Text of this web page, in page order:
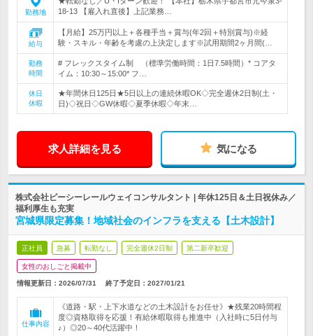
勤務地
18-13 【雇入れ直後】上記業務…
給与
【月給】25万円以上＋各種手当＋賞与(年2回＋特別賞与)※経
験・スキル・年齢を考慮の上決定します※試用期間2ヶ月間(…
勤務
時間
# フレックスタイム制 （標準労働時間：1日7.5時間）* コアタ
イム：10:30～15:00* フ…
休日
休暇
★年間休日125日★5日以上の連続休暇OK◇完全週休2日制(土・
日)◇祝日◇GW休暇◇夏季休暇◇年末…
求人詳細を見る 気になる
株式会社ピーシーレールウェイコンサルタント | 年休125日＆土日祝休み／
福利厚生も充実
宮城県限定募集！地域社会のインフラを支える【土木設計】
正社員 急募 転勤なし 完全週休2日制 第二新卒歓迎
女性のおしごと掲載中
情報更新日：2026/07/31 終了予定日： 2027/01/21
仕事内容
《道路・駅・上下水道などの土木設計をお任せ》★残業20時間程
度◎資格取得を応援！有給休暇取得も推進中（入社時に5日付与
♪）◎20～40代活躍中！